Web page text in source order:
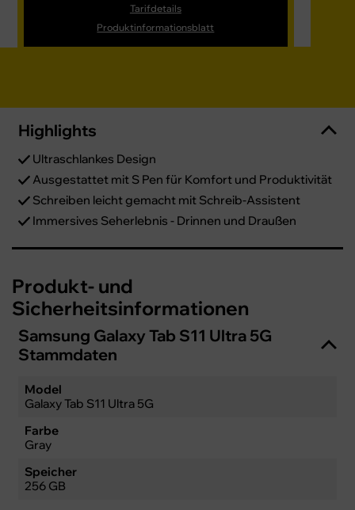
Tarifdetails
Produktinformationsblatt
Highlights
Ultraschlankes Design
Ausgestattet mit S Pen für Komfort und Produktivität
Schreiben leicht gemacht mit Schreib-Assistent
Immersives Seherlebnis - Drinnen und Draußen
Produkt- und
Sicherheitsinformationen
Samsung Galaxy Tab S11 Ultra 5G
Stammdaten
Model
Galaxy Tab S11 Ultra 5G
Farbe
Gray
Speicher
256 GB